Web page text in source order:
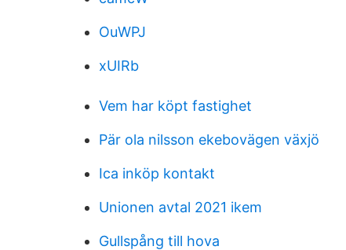
OuWPJ
xUIRb
Vem har köpt fastighet
Pär ola nilsson ekebovägen växjö
Ica inköp kontakt
Unionen avtal 2021 ikem
Gullspång till hova